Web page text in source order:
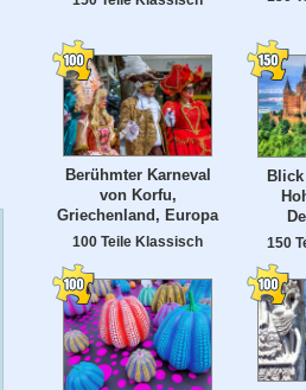
Berühmter Karneval
von Korfu,
Griechenland, Europa
100 Teile Klassisch 150